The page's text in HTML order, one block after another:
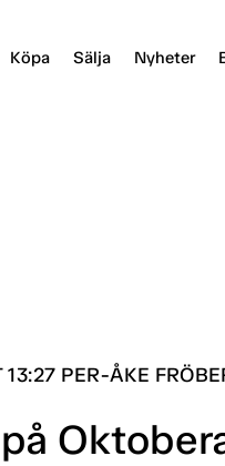
Köpa Sälja Nyheter
13:27 PER-ÅKE